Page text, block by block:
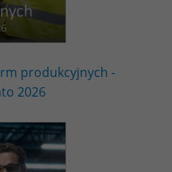
produkcyjnych -
2026